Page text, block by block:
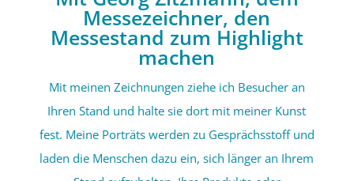
Messezeichner, den
Messestand zum Highlight
machen
Mit meinen Zeichnungen ziehe ich Besucher an
Ihren Stand und halte sie dort mit meiner Kunst
fest. Meine Porträts werden zu Gesprächsstoff und
laden die Menschen dazu ein, sich länger an Ihrem